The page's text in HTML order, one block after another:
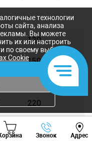
120
150
180
220
Звонок Адрес
Viber Whatsapp
технологии
сайта, анализа
Вы можете
их или настроить
по своему выбору.
Cookie